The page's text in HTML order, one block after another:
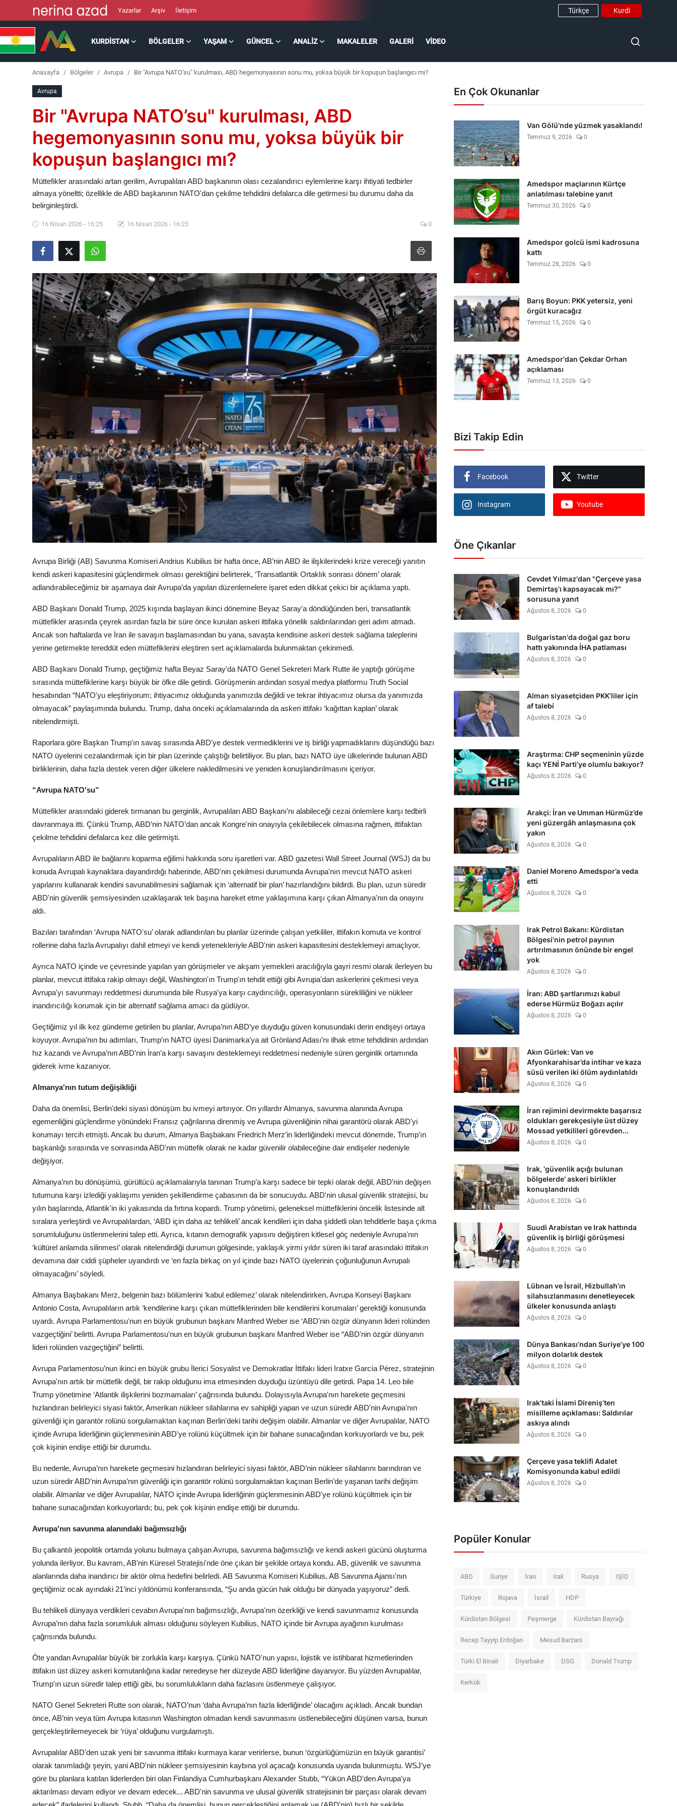
Yazarlar Arşiv İletişim Türkçe Kurdi
KURDISTAN BÖLGELER YAŞAM GÜNCEL ANALIZ MAKALELER GALERI VIDEO
Güncel
Makaleler
İletişim
Türkçe Kurdi
Anasayfa Bölgeler Avrupa Bir "Avrupa NATO’su" kurulması, ABD hegemonyasının sonu mu, yoksa büyük bir kopuşun başlangıcı mı?
Avrupa
Bir "Avrupa NATO’su" kurulması, ABD
hegemonyasının sonu mu, yoksa büyük bir
kopuşun başlangıcı mı?
Müttefikler arasındaki artan gerilim, Avrupalıları ABD başkanının olası cezalandırıcı eylemlerine karşı ihtiyati tedbirler
almaya yöneltti; özellikle de ABD başkanının NATO'dan çekilme tehdidini defalarca dile getirmesi bu durumu daha da
belirginleştirdi.
16 Nisan 2026 - 16:25 16 Nisan 2026 - 16:25 0
Avrupa Birliği (AB) Savunma Komiseri Andrius Kubilius bir hafta önce, AB’nin ABD ile ilişkilerindeki krize vereceği yanıtın
kendi askeri kapasitesini güçlendirmek olması gerektiğini belirterek, ‘Transatlantik Ortaklık sonrası dönem’ olarak
adlandırabileceğimiz bir aşamaya dair Avrupa’da yapılan düzenlemelere işaret eden dikkat çekici bir açıklama yaptı.
ABD Başkanı Donald Trump, 2025 kışında başlayan ikinci dönemine Beyaz Saray'a döndüğünden beri, transatlantik
müttefikler arasında çeyrek asırdan fazla bir süre önce kurulan askeri ittifaka yönelik saldırılarından geri adım atmadı.
Ancak son haftalarda ve İran ile savaşın başlamasından bu yana, savaşta kendisine askeri destek sağlama taleplerini
yerine getirmekte tereddüt eden müttefiklerini eleştiren sert açıklamalarda bulunmaktan çekinmedi.
ABD Başkanı Donald Trump, geçtiğimiz hafta Beyaz Saray'da NATO Genel Sekreteri Mark Rutte ile yaptığı görüşme
sırasında müttefiklerine karşı büyük bir öfke dile getirdi. Görüşmenin ardından sosyal medya platformu Truth Social
hesabından “NATO'yu eleştiriyorum; ihtiyacımız olduğunda yanımızda değildi ve tekrar ihtiyacımız olursa da yanımızda
olmayacak” paylaşımında bulundu. Trump, daha önceki açıklamalarında da askeri ittifakı ‘kağıttan kaplan’ olarak
nitelendirmişti.
Raporlara göre Başkan Trump’ın savaş sırasında ABD'ye destek vermediklerini ve iş birliği yapmadıklarını düşündüğü bazı
NATO üyelerini cezalandırmak için bir plan üzerinde çalıştığı belirtiliyor. Bu plan, bazı NATO üye ülkelerinde bulunan ABD
birliklerinin, daha fazla destek veren diğer ülkelere nakledilmesini ve yeniden konuşlandırılmasını içeriyor.
“Avrupa NATO'su”
Müttefikler arasındaki giderek tırmanan bu gerginlik, Avrupalıları ABD Başkanı’nı alabileceği cezai önlemlere karşı tedbirli
davranmaya itti. Çünkü Trump, ABD’nin NATO’dan ancak Kongre'nin onayıyla çekilebilecek olmasına rağmen, ittifaktan
çekilme tehdidini defalarca kez dile getirmişti.
Avrupalıların ABD ile bağlarını koparma eğilimi hakkında soru işaretleri var. ABD gazetesi Wall Street Journal (WSJ) da bu
konuda Avrupalı kaynaklara dayandırdığı haberinde, ABD'nin çekilmesi durumunda Avrupa'nın mevcut NATO askeri
yapılarını kullanarak kendini savunabilmesini sağlamak için ‘alternatif bir plan’ hazırlandığını bildirdi. Bu plan, uzun süredir
ABD'nin güvenlik şemsiyesinden uzaklaşarak tek başına hareket etme yaklaşımına karşı çıkan Almanya'nın da onayını
aldı.
Bazıları tarafından ‘Avrupa NATO'su’ olarak adlandırılan bu planlar üzerinde çalışan yetkililer, ittifakın komuta ve kontrol
rollerine daha fazla Avrupalıyı dahil etmeyi ve kendi yetenekleriyle ABD'nin askeri kapasitesini desteklemeyi amaçlıyor.
Ayrıca NATO içinde ve çevresinde yapılan yan görüşmeler ve akşam yemekleri aracılığıyla gayri resmi olarak ilerleyen bu
planlar, mevcut ittifaka rakip olmayı değil, Washington'ın Trump'ın tehdit ettiği gibi Avrupa'dan askerlerini çekmesi veya
Avrupa'yı savunmayı reddetmesi durumunda bile Rusya'ya karşı caydırıcılığı, operasyonların sürekliliğini ve nükleer
inandırıcılığı korumak için bir alternatif sağlama amacı da güdüyor.
Geçtiğimiz yıl ilk kez gündeme getirilen bu planlar, Avrupa’nın ABD’ye duyduğu güven konusundaki derin endişeyi ortaya
koyuyor. Avrupa’nın bu adımları, Trump’ın NATO üyesi Danimarka’ya ait Grönland Adası’nı ilhak etme tehdidinin ardından
hız kazandı ve Avrupa’nın ABD’nin İran’a karşı savaşını desteklemeyi reddetmesi nedeniyle süren gerginlik ortamında
giderek ivme kazanıyor.
Almanya'nın tutum değişikliği
Daha da önemlisi, Berlin'deki siyasi dönüşüm bu ivmeyi artırıyor. On yıllardır Almanya, savunma alanında Avrupa
egemenliğini güçlendirme yönündeki Fransız çağrılarına direnmiş ve Avrupa güvenliğinin nihai garantörü olarak ABD'yi
korumayı tercih etmişti. Ancak bu durum, Almanya Başbakanı Friedrich Merz’in liderliğindeki mevcut dönemde, Trump’ın
başkanlığı sırasında ve sonrasında ABD'nin müttefik olarak ne kadar güvenilir olabileceğine dair endişeler nedeniyle
değişiyor.
Almanya’nın bu dönüşümü, gürültücü açıklamalarıyla tanınan Trump’a karşı sadece bir tepki olarak değil, ABD’nin değişen
tutumuna karşı izlediği yaklaşımı yeniden şekillendirme çabasının da bir sonucuydu. ABD'nin ulusal güvenlik stratejisi, bu
yılın başlarında, Atlantik'in iki yakasında da fırtına kopardı. Trump yönetimi, geleneksel müttefiklerini öncelik listesinde alt
sıralara yerleştirdi ve Avrupalılardan, ‘ABD için daha az tehlikeli’ ancak kendileri için daha şiddetli olan tehditlerle başa çıkma
sorumluluğunu üstlenmelerini talep etti. Ayrıca, kıtanın demografik yapısını değiştiren kitlesel göç nedeniyle Avrupa'nın
‘kültürel anlamda silinmesi’ olarak nitelendirdiği durumun gölgesinde, yaklaşık yirmi yıldır süren iki taraf arasındaki ittifakın
devamına dair ciddi şüpheler uyandırdı ve ‘en fazla birkaç on yıl içinde bazı NATO üyelerinin çoğunluğunun Avrupalı
olmayacağını’ söyledi.
Almanya Başbakanı Merz, belgenin bazı bölümlerini ‘kabul edilemez’ olarak nitelendirirken, Avrupa Konseyi Başkanı
Antonio Costa, Avrupalıların artık ‘kendilerine karşı çıkan müttefiklerinden bile kendilerini korumaları’ gerektiği konusunda
uyardı. Avrupa Parlamentosu'nun en büyük grubunun başkanı Manfred Weber ise ‘ABD'nin özgür dünyanın lideri rolünden
vazgeçtiğini’ belirtti. Avrupa Parlamentosu'nun en büyük grubunun başkanı Manfred Weber ise “ABD'nin özgür dünyanın
lideri rolünden vazgeçtiğini” belirtti.
Avrupa Parlamentosu’nun ikinci en büyük grubu İlerici Sosyalist ve Demokratlar İttifakı lideri Iratxe García Pérez, stratejinin
Avrupa'nın artık bir müttefik değil, bir rakip olduğunu ima etmesinden duyduğu üzüntüyü dile getirdi. Papa 14. Leo bile
Trump yönetimine ‘Atlantik ilişkilerini bozmamaları’ çağrısında bulundu. Dolayısıyla Avrupa'nın harekete geçmesini
hızlandıran belirleyici siyasi faktör, Amerikan nükleer silahlarına ev sahipliği yapan ve uzun süredir ABD'nin Avrupa'nın
güvenliği için garantör rolünü sorgulamaktan kaçınan Berlin'deki tarihi değişim olabilir. Almanlar ve diğer Avrupalılar, NATO
içinde Avrupa liderliğinin güçlenmesinin ABD'ye rolünü küçültmek için bir bahane sunacağından korkuyorlardı ve bu, pek
çok kişinin endişe ettiği bir durumdu.
Bu nedenle, Avrupa’nın harekete geçmesini hızlandıran belirleyici siyasi faktör, ABD’nin nükleer silahlarını barındıran ve
uzun süredir ABD’nin Avrupa’nın güvenliği için garantör rolünü sorgulamaktan kaçınan Berlin’de yaşanan tarihi değişim
olabilir. Almanlar ve diğer Avrupalılar, NATO içinde Avrupa liderliğinin güçlenmesinin ABD'ye rolünü küçültmek için bir
bahane sunacağından korkuyorlardı; bu, pek çok kişinin endişe ettiği bir durumdu.
Avrupa'nın savunma alanındaki bağımsızlığı
Bu çalkantılı jeopolitik ortamda yolunu bulmaya çalışan Avrupa, savunma bağımsızlığı ve kendi askeri gücünü oluşturma
yolunda ilerliyor. Bu kavram, AB’nin Küresel Stratejisi'nde öne çıkan bir şekilde ortaya kondu. AB, güvenlik ve savunma
alanlarında daha inandırıcı bir aktör olma hedefini belirledi. AB Savunma Komiseri Kubilius, AB Savunma Ajansı'nın
geçtiğimiz ocak ayındaki 21’inci yıldönümü konferansında, “Şu anda gücün hak olduğu bir dünyada yaşıyoruz” dedi.
Bu tehlikeli dünyaya verdikleri cevabın Avrupa'nın bağımsızlığı, Avrupa'nın özerkliği ve kendi savunmamız konusunda
Avrupa’nın daha fazla sorumluluk alması olduğunu söyleyen Kubilius, NATO içinde bir Avrupa ayağının kurulması
çağrısında bulundu.
Öte yandan Avrupalılar büyük bir zorlukla karşı karşıya. Çünkü NATO'nun yapısı, lojistik ve istihbarat hizmetlerinden
ittifakın üst düzey askeri komutanlığına kadar neredeyse her düzeyde ABD liderliğine dayanıyor. Bu yüzden Avrupalılar,
Trump'ın uzun süredir talep ettiği gibi, bu sorumlulukların daha fazlasını üstlenmeye çalışıyor.
NATO Genel Sekreteri Rutte son olarak, NATO’nun ‘daha Avrupa’nın fazla liderliğinde’ olacağını açıkladı. Ancak bundan
önce, AB’nin veya tüm Avrupa kıtasının Washington olmadan kendi savunmasını üstlenebileceğini düşünen varsa, bunun
gerçekleştirilemeyecek bir ‘rüya’ olduğunu vurgulamıştı.
Avrupalılar ABD'den uzak yeni bir savunma ittifakı kurmaya karar verirlerse, bunun ‘özgürlüğümüzün en büyük garantisi’
olarak tanımladığı şeyin, yani ABD'nin nükleer şemsiyesinin kaybına yol açacağı konusunda uyarıda bulunmuştu. WSJ’ye
göre bu planlara katılan liderlerden biri olan Finlandiya Cumhurbaşkanı Alexander Stubb, “Yükün ABD'den Avrupa'ya
aktarılması devam ediyor ve devam edecek... ABD'nin savunma ve ulusal güvenlik stratejisinin bir parçası olarak devam
En Çok Okunanlar
Van Gölü'nde yüzmek yasaklandı!
Temmuz 9, 2026 0
Amedspor maçlarının Kürtçe
anlatılması talebine yanıt
Temmuz 30, 2026 0
Amedspor golcü ismi kadrosuna
kattı
Temmuz 28, 2026 0
Barış Boyun: PKK yetersiz, yeni
örgüt kuracağız
Temmuz 15, 2026 0
Amedspor'dan Çekdar Orhan
açıklaması
Temmuz 13, 2026 0
Bizi Takip Edin
Facebook Twitter
Instagram Youtube
Öne Çıkanlar
Cevdet Yılmaz'dan "Çerçeve yasa
Demirtaş'ı kapsayacak mı?"
sorusuna yanıt
Ağustos 8, 2026 0
Bulgaristan'da doğal gaz boru
hattı yakınında İHA patlaması
Ağustos 8, 2026 0
Alman siyasetçiden PKK’liler için
af talebi
Ağustos 8, 2026 0
Araştırma: CHP seçmeninin yüzde
kaçı YENİ Parti’ye olumlu bakıyor?
Ağustos 8, 2026 0
Arakçi: İran ve Umman Hürmüz’de
yeni güzergâh anlaşmasına çok
yakın
Ağustos 8, 2026 0
Daniel Moreno Amedspor’a veda
etti
Ağustos 8, 2026 0
Irak Petrol Bakanı: Kürdistan
Bölgesi’nin petrol payının
artırılmasının önünde bir engel
yok
Ağustos 8, 2026 0
İran: ABD şartlarımızı kabul
ederse Hürmüz Boğazı açılır
Ağustos 8, 2026 0
Akın Gürlek: Van ve
Afyonkarahisar’da intihar ve kaza
süsü verilen iki ölüm aydınlatıldı
Ağustos 8, 2026 0
İran rejimini devirmekte başarısız
oldukları gerekçesiyle üst düzey
Mossad yetkilileri görevden...
Ağustos 8, 2026 0
Irak, 'güvenlik açığı bulunan
bölgelerde' askeri birlikler
konuşlandırıldı
Ağustos 8, 2026 0
Suudi Arabistan ve Irak hattında
güvenlik iş birliği görüşmesi
Ağustos 8, 2026 0
Lübnan ve İsrail, Hizbullah’ın
silahsızlanmasını denetleyecek
ülkeler konusunda anlaştı
Ağustos 8, 2026 0
Dünya Bankası’ndan Suriye’ye 100
milyon dolarlık destek
Ağustos 8, 2026 0
Irak’taki İslami Direniş’ten
misilleme açıklaması: Saldırılar
askıya alındı
Ağustos 8, 2026 0
Çerçeve yasa teklifi Adalet
Komisyonunda kabul edildi
Ağustos 8, 2026 0
Popüler Konular
ABD Suriye İran Irak Rusya IŞİD
Türkiye Rojava İsrail HDP
Kürdistan Bölgesi Peşmerge Kürdistan Bayrağı
Recep Tayyip Erdoğan Mesud Barzani
Türki El Binali Diyarbakır DSG Donald Trump
Kerkük